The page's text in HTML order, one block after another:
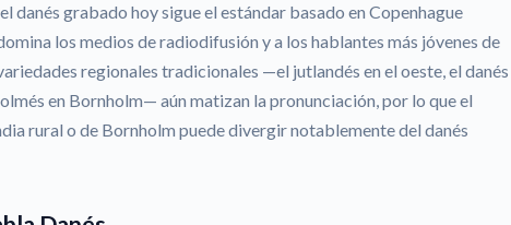
danés grabado hoy sigue el estándar basado en Copenhague
los medios de radiodifusión y a los hablantes más jóvenes de
regionales tradicionales —el jutlandés en el oeste, el danés
en Bornholm— aún matizan la pronunciación, por lo que el
rural o de Bornholm puede divergir notablemente del danés